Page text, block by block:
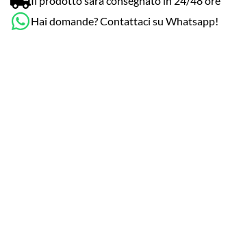
Hai domande? Contattaci su Whatsapp!